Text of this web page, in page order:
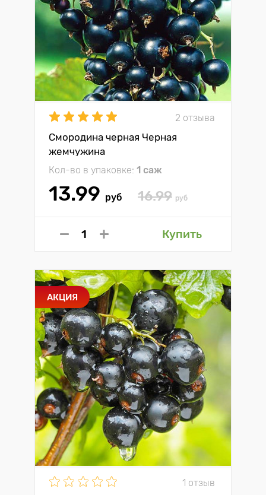
2 отзыва
Смородина черная Черная
жемчужина
Кол-во в упаковке: 1 саж
13.99 руб 16.99 руб
Купить
АКЦИЯ
1 отзыв